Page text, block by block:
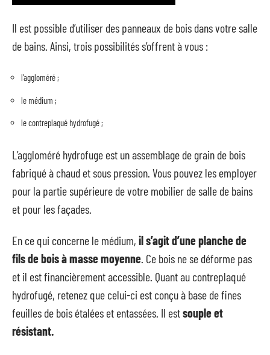
Il est possible d’utiliser des panneaux de bois dans votre salle
de bains. Ainsi, trois possibilités s’offrent à vous :
l’aggloméré ;
le médium ;
le contreplaqué hydrofugé ;
L’aggloméré hydrofuge est un assemblage de grain de bois
fabriqué à chaud et sous pression. Vous pouvez les employer
pour la partie supérieure de votre mobilier de salle de bains
et pour les façades.
En ce qui concerne le médium, il s’agit d’une planche de
fils de bois à masse moyenne. Ce bois ne se déforme pas
et il est financièrement accessible. Quant au contreplaqué
hydrofugé, retenez que celui-ci est conçu à base de fines
feuilles de bois étalées et entassées. Il estsouple et
résistant.